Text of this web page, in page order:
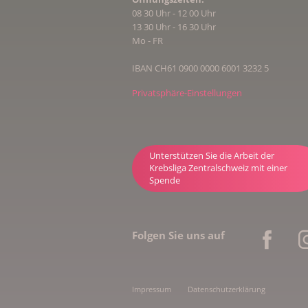
08 30 Uhr - 12 00 Uhr
13 30 Uhr - 16 30 Uhr
Mo - FR
IBAN CH61 0900 0000 6001 3232 5
Privatsphäre-Einstellungen
Unterstützen Sie die Arbeit der
Krebsliga Zentralschweiz mit einer
Spende
Folgen Sie uns auf
Impressum Datenschutzerklärung